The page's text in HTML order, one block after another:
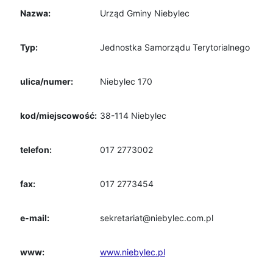
Nazwa: Urząd Gminy Niebylec
Typ: Jednostka Samorządu Terytorialnego
ulica/numer: Niebylec 170
kod/miejscowość: 38-114 Niebylec
telefon: 017 2773002
fax: 017 2773454
e-mail: sekretariat@niebylec.com.pl
www: www.niebylec.pl